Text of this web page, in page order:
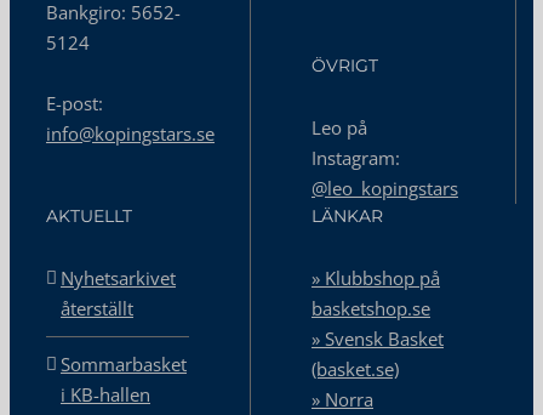
Bankgiro: 5652-
5124
E-post:
info@kopingstars.se
ÖVRIGT
Leo på
Instagram:
@leo_kopingstars
AKTUELLT
Nyhetsarkivet
återställt
Sommarbasket
i KB-hallen
LÄNKAR
» Klubbshop på
basketshop.se
» Svensk Basket
(basket.se)
» Norra